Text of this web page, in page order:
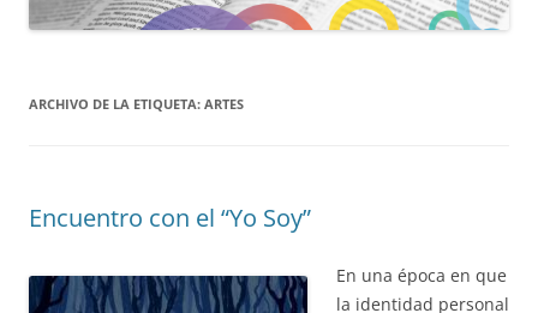
ARCHIVO DE LA ETIQUETA: ARTES
Encuentro con el “Yo Soy”
En una época en que
la identidad personal